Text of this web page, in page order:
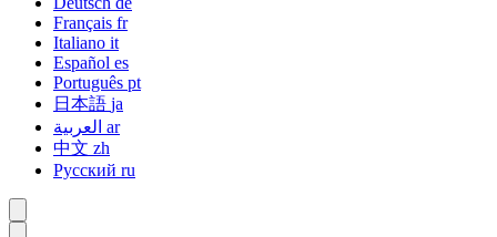
Français fr
Italiano it
Español es
Português pt
日本語 ja
ar
中文 zh
Русский ru